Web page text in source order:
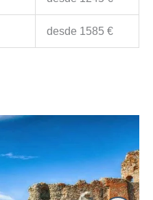
desde 1585 €